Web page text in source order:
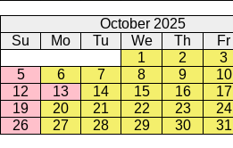
October 2025
Su
Mo Tu We Th Fr
1
2 3
5
6 7 8 9 10
12
13 14 15 16 17
19
20 21 22 23 24
26
27 28 29 30 31